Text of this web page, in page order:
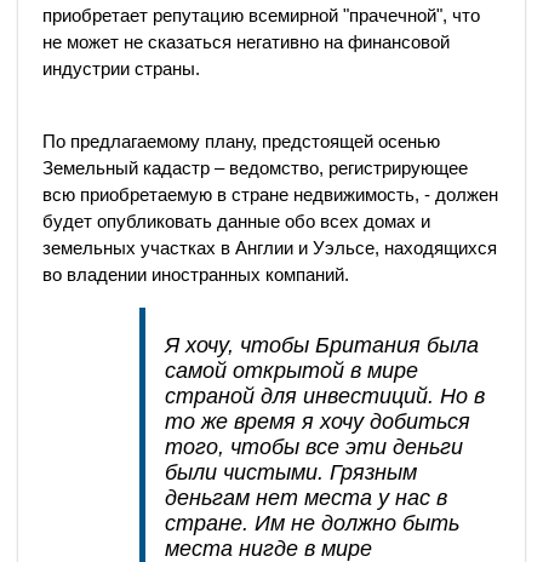
приобретает репутацию всемирной "прачечной", что
не может не сказаться негативно на финансовой
индустрии страны.
По предлагаемому плану, предстоящей осенью
Земельный кадастр – ведомство, регистрирующее
всю приобретаемую в стране недвижимость, - должен
будет опубликовать данные обо всех домах и
земельных участках в Англии и Уэльсе, находящихся
во владении иностранных компаний.
Я хочу, чтобы Британия была
самой открытой в мире
страной для инвестиций. Но в
то же время я хочу добиться
того, чтобы все эти деньги
были чистыми. Грязным
деньгам нет места у нас в
стране. Им не должно быть
места нигде в мире